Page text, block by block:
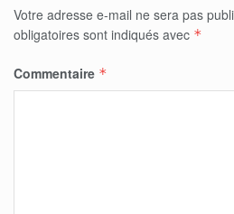
Votre adresse e-mail ne sera pas
obligatoires sont indiqués avec *
Commentaire *